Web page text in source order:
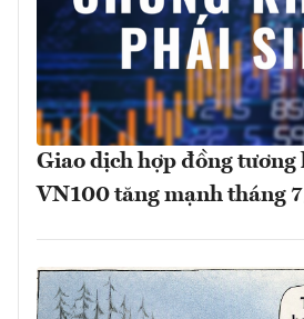
Giao dịch hợp đồng tương
VN100 tăng mạnh tháng